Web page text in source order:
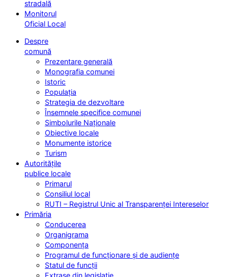
stradală
Monitorul
Oficial Local
Despre
comună
Prezentare generală
Monografia comunei
Istoric
Populația
Strategia de dezvoltare
Însemnele specifice comunei
Simbolurile Naționale
Obiective locale
Monumente istorice
Turism
Autoritățile
publice locale
Primarul
Consiliul local
RUTI – Registrul Unic al Transparenței Intereselor
Primăria
Conducerea
Organigrama
Componența
Programul de funcționare și de audiențe
Statul de funcții
Extrase din legislație